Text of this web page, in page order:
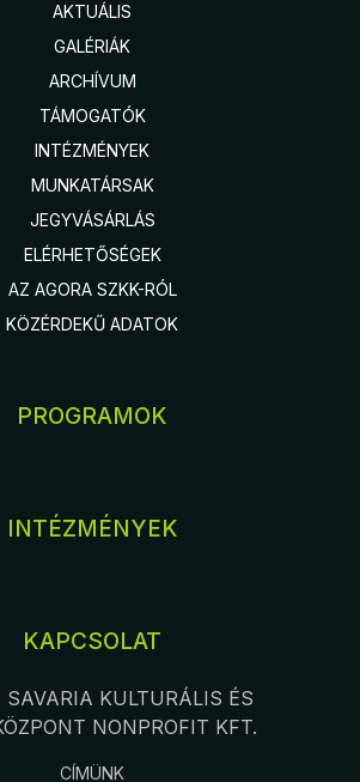
AKTUÁLIS
GALÉRIÁK
ARCHÍVUM
TÁMOGATÓK
INTÉZMÉNYEK
MUNKATÁRSAK
JEGYVÁSÁRLÁS
ELÉRHETŐSÉGEK
AZ AGORA SZKK-RÓL
KÖZÉRDEKŰ ADATOK
PROGRAMOK
INTÉZMÉNYEK
KAPCSOLAT
SAVARIA KULTURÁLIS ÉS
NONPROFIT KFT.
CÍMÜNK